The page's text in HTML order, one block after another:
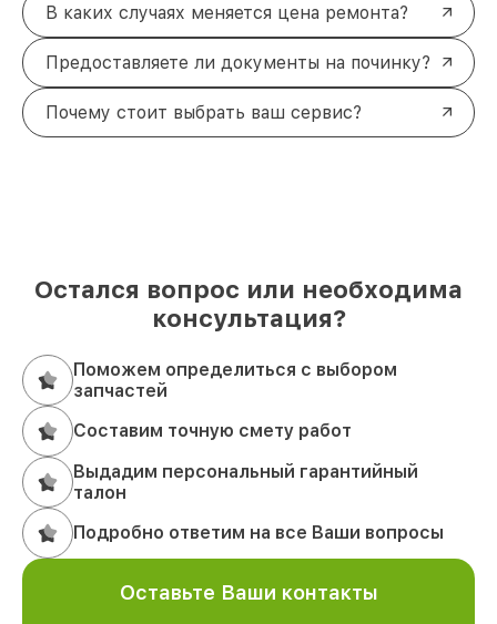
В каких случаях меняется цена ремонта?
Предоставляете ли документы на починку?
Почему стоит выбрать ваш сервис?
Остался вопрос или необходима
консультация?
Поможем определиться с выбором
запчастей
Составим точную смету работ
Выдадим персональный гарантийный
талон
Подробно ответим на все Ваши вопросы
Оставьте Ваши контакты